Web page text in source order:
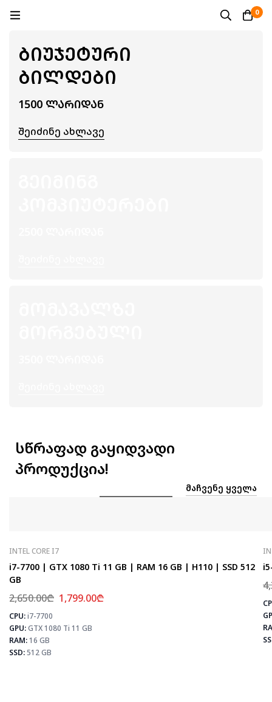
0
ᲑᲘᲣᲯᲔᲢᲣᲠᲘ
ᲑᲘᲚᲓᲔᲑᲘ
1500 ᲚᲐᲠᲘᲓᲐᲜ
Შეიძინე Ახლავე
სწრაფად გაყიდვადი
პროდუქცია!
ᲛᲐᲩᲕᲔᲜᲔ ᲧᲕᲔᲚᲐ
INTEL CORE I7
i7-7700 | GTX 1080 Ti 11 GB | RAM 16 GB | H110 | SSD 512
GB
2,650.00₾ 1,799.00₾
CPU:i7-7700
GPU:GTX 1080 Ti 11 GB
RAM:16 GB
SSD:512 GB